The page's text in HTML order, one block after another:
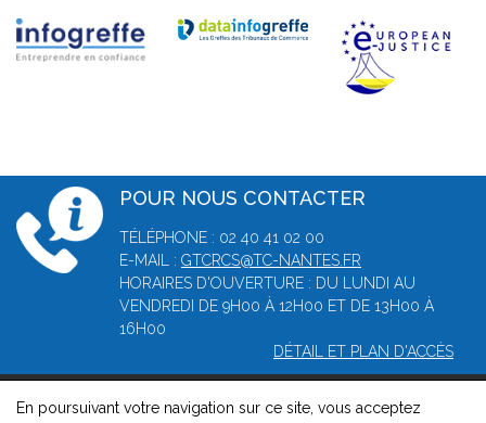
POUR NOUS CONTACTER
TÉLÉPHONE : 02 40 41 02 00
E-MAIL : GTCRCS@TC-NANTES.FR
HORAIRES D'OUVERTURE : DU LUNDI AU
VENDREDI DE 9H00 À 12H00 ET DE 13H00 À
16H00
DÉTAIL ET PLAN D'ACCÈS
© 2026, Greffe du tribunal de commerce de Nantes -Mentions
En poursuivant votre navigation sur ce site, vous acceptez